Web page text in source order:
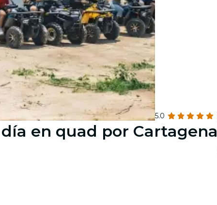
5.0
en quad por Cartagena